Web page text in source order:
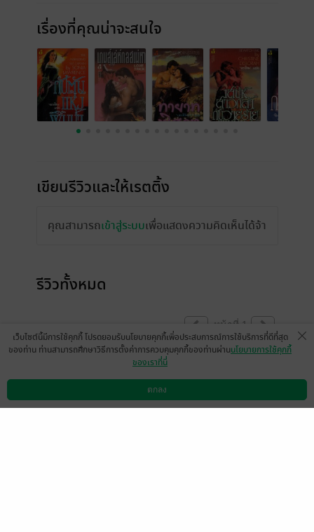
เรื่องที่คุณน่าจะสนใจ
เขียนรีวิวและให้เรตติ้ง
คุณสามารถเข้าสู่ระบบเพื่อแสดงความคิดเห็นได้จ้า
รีวิวทั้งหมด
หน้าที่ 1
19 พ.ย. 256017:15 น.
ดาวน์โหลดแอป วิธีการใช้งาน ติดต่อเรา
เว็บไซต์นี้มีการใช้คุกกี้ โปรดยอมรับนโยบายคุกกี้เพื่อประสบการณ์การใช้บริการที่ดีที่สุด
ของท่าน ท่านสามารถศึกษาวิธีการตั้งค่าการควบคุมคุกกี้ของท่านผ่านนโยบายการใช้คุกกี้
ของเราที่นี่
ตกลง